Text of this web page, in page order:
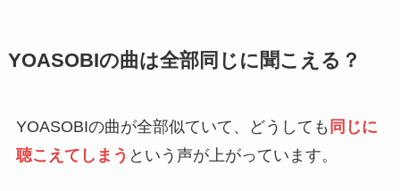
YOASOBIの曲は全部同じに聞こえる？
YOASOBIの曲が全部似ていて、どうしても 同じに
聴こえてしまう という声が上がっています。